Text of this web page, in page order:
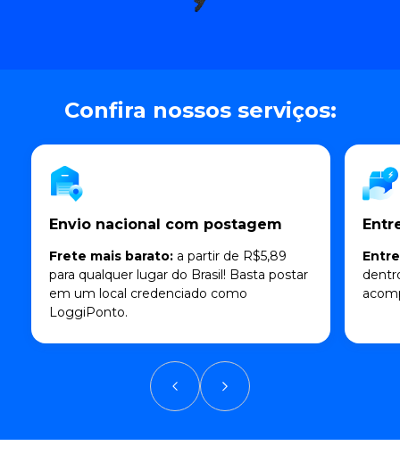
Confira nossos serviços:
Envio nacional com postagem
Frete mais barato: a partir de R$5,89
para qualquer lugar do Brasil! Basta postar
em um local credenciado como
LoggiPonto.